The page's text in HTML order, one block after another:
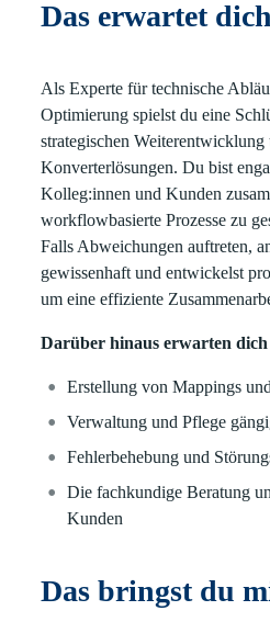
Das erwartet
Als Experte für technische
Optimierung spielst du eine
strategischen Weiterentwicklung
Konverterlösungen. Du bist
Kolleg:innen und Kunden
workflowbasierte Prozesse zu
Falls Abweichungen auftreten,
gewissenhaft und entwickelst
um eine effiziente
Darüber hinaus erwarten
Erstellung von Mappings
Verwaltung und Pflege
Fehlerbehebung und
Die fachkundige Beratung
Kunden
Das bringst du